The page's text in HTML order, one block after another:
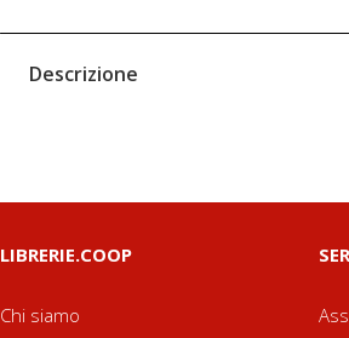
Descrizione
LIBRERIE.COOP
Chi siamo